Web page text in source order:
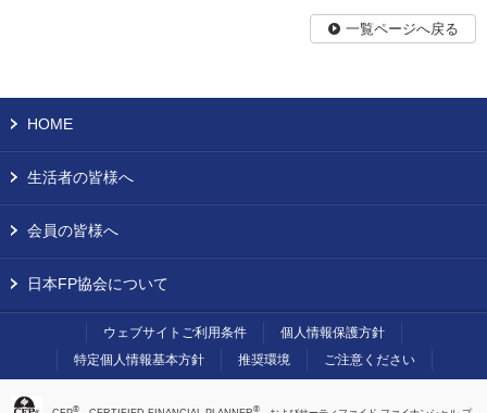
一覧ページへ戻る
HOME
生活者の皆様へ
会員の皆様へ
日本FP協会について
ウェブサイトご利用条件
個人情報保護方針
特定個人情報基本方針
推奨環境 ご注意ください
® ®